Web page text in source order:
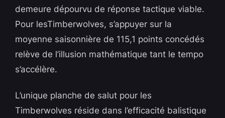
demeure dépourvu de réponse tactique viable.
Pour lesTimberwolves, s’appuyer sur la
moyenne saisonnière de 115,1 points concédés
relève de l’illusion mathématique tant le tempo
s’accélère.
L’unique planche de salut pour les
Timberwolves réside dans l’efficacité balistique